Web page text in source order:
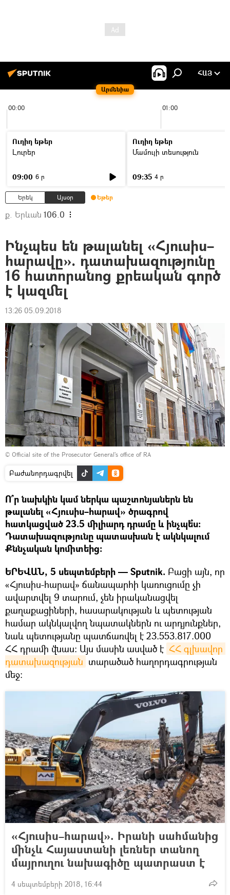
Արմենիա
ՀԱՅ
00:00 01:00
Ուղիղ եթեր
Լուրեր
09:00 6 ր
Ուղիղ եթեր
Մամուլի տեսություն
09:35 4 ր
Երեկ Այսօր Եթեր
ք. Երևան 106.0
Ինչպես են թալանել «Հյուսիս–
հարավը». դատախազությունը
16 հատորանոց քրեական գործ
է կազմել
13:26 05.09.2018
© Official site of the Prosecutor General's office of RA
Բաժանորդագրվել
Ո՞ր նախկին կամ ներկա պաշտոնյաներն են
թալանել «Հյուսիս–հարավ» ծրագրով
հատկացված 23.5 միլիարդ դրամը և ինչպե՞ս։
Դատախազությունը պատասխան է ակնկալում
Քննչական կոմիտեից։
ԵՐԵՎԱՆ, 5 սեպտեմբերի — Sputnik. Բացի այն, որ
«Հյուսիս-հարավ» ճանապարհի կառուցումը չի
ավարտվել 9 տարում, չեն իրականացվել
քաղաքացիների, հասարակության և պետության
համար ակնկալվող նպատակներն ու արդյունքներ,
նաև պետությանը պատճառվել է 23.553.817.000
ՀՀ դրամի վնաս: Այս մասին ասված է ՀՀ գլխավոր
դատախազության տարածած հաղորդագրության
մեջ։
«Հյուսիս–հարավ». Իրանի սահմանից
մինչև Հայաստանի լեռներ տանող
մայրուղու նախագիծը պատրաստ է
4 սեպտեմբերի 2018, 16:44